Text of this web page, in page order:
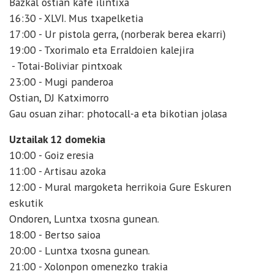
16:30 - XLVI. Mus txapelketia
17:00 - Ur pistola gerra, (norberak berea ekarri)
19:00 - Txorimalo eta Erraldoien kalejira
- Totai-Boliviar pintxoak
23:00 - Mugi panderoa
Ostian, DJ Katximorro
Gau osuan zihar: photocall-a eta bikotian jolasa
Uztailak 12 domekia
10:00 - Goiz eresia
11:00 - Artisau azoka
12:00 - Mural margoketa herrikoia Gure Eskuren
eskutik
Ondoren, Luntxa txosna gunean.
18:00 - Bertso saioa
20:00 - Luntxa txosna gunean.
21:00 - Xolonpon omenezko trakia